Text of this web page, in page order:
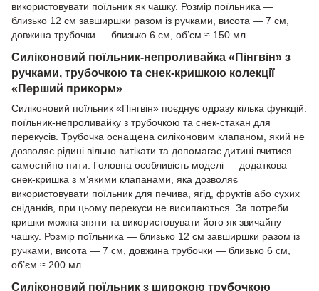
використовувати поїльник як чашку. Розмір поїльника —
близько 12 см завширшки разом із ручками, висота — 7 см,
довжина трубочки — близько 6 см, об’єм ≈ 150 мл.
Силіконовий поїльник-непроливайка «Пінгвін» з
ручками, трубочкою та снек-кришкою колекції
«Перший прикорм»
Силіконовий поїльник «Пінгвін» поєднує одразу кілька функцій:
поїльник-непроливайку з трубочкою та снек-стакан для
перекусів. Трубочка оснащена силіконовим клапаном, який не
дозволяє рідині вільно витікати та допомагає дитині вчитися
самостійно пити. Головна особливість моделі — додаткова
снек-кришка з м’якими клапанами, яка дозволяє
використовувати поїльник для печива, ягід, фруктів або сухих
сніданків, при цьому перекуси не висипаються. За потреби
кришки можна зняти та використовувати його як звичайну
чашку. Розмір поїльника — близько 12 см завширшки разом із
ручками, висота — 7 см, довжина трубочки — близько 6 см,
об’єм ≈ 200 мл.
Силіконовий поїльник з широкою трубочкою